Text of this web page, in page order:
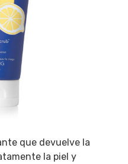
que devuelve la
la piel y